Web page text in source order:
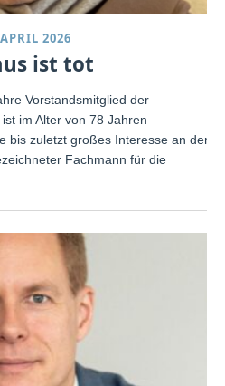
2026
ist tot
Vorstandsmitglied der
im Alter von 78 Jahren
bis zuletzt großes Interesse an der
Fachmann für die